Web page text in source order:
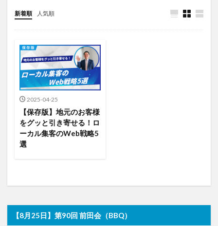
新着順 人気順
2025-04-25
【保存版】地元のお客様
をグッと引き寄せる！ロ
ーカル集客のWeb戦略5
選
【8月25日】第90回 前田会（BBQ）